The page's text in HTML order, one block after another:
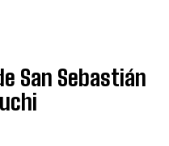
San Sebastián